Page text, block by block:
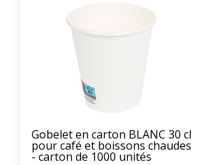
Gobelet en carton BLANC 30 cl
pour café et boissons chaudes
- carton de 1000 unités